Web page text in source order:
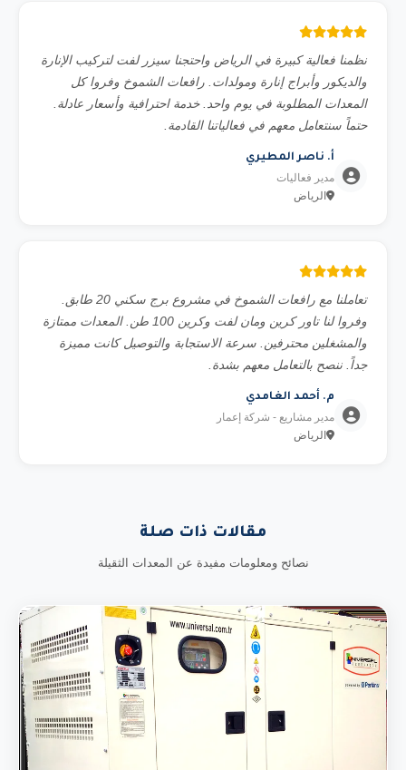
نظمنا فعالية كبيرة في الرياض واحتجنا سيزر لفت لتركيب الإنارة
والديكور وأبراج إنارة ومولدات. رافعات الشموخ وفروا كل
المعدات المطلوبة في يوم واحد. خدمة احترافية وأسعار عادلة.
حتماً سنتعامل معهم في فعالياتنا القادمة.
أ. ناصر المطيري
مدير فعاليات
الرياض
تعاملنا مع رافعات الشموخ في مشروع برج سكني 20 طابق.
وفروا لنا تاور كرين ومان لفت وكرين 100 طن. المعدات ممتازة
والمشغلين محترفين. سرعة الاستجابة والتوصيل كانت مميزة
جداً. ننصح بالتعامل معهم بشدة.
م. أحمد الغامدي
مدير مشاريع - شركة إعمار
الرياض
مقالات ذات صلة
نصائح ومعلومات مفيدة عن المعدات الثقيلة